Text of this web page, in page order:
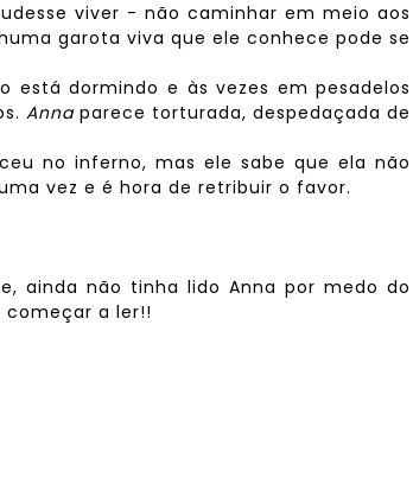
viver - não caminhar em meio aos
garota viva que ele conhece pode se
está dormindo e às vezes em pesadelos
Annaparece torturada, despedaçada de
no inferno, mas ele sabe que ela não
vez e é hora de retribuir o favor.
ainda não tinha lido Anna por medo do
começar a ler!!